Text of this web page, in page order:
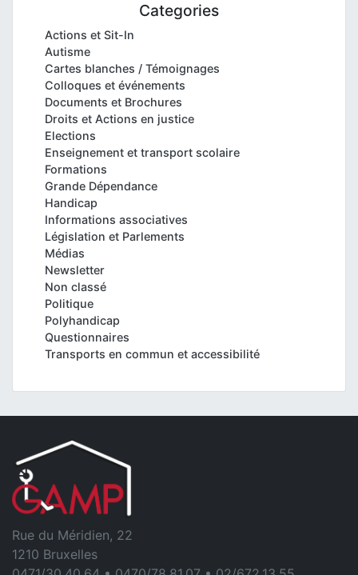
Categories
Actions et Sit-In
Autisme
Cartes blanches / Témoignages
Colloques et événements
Documents et Brochures
Droits et Actions en justice
Elections
Enseignement et transport scolaire
Formations
Grande Dépendance
Handicap
Informations associatives
Législation et Parlements
Médias
Newsletter
Non classé
Politique
Polyhandicap
Questionnaires
Transports en commun et accessibilité
Rue du Méridien, 22
1210 Bruxelles